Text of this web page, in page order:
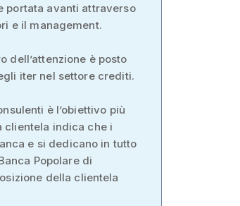
portata avanti attraverso
e il management.
dell’attenzione è posto
iter nel settore crediti.
è l’obiettivo più
clientela indica che i
e si dedicano in tutto
Popolare di
della clientela